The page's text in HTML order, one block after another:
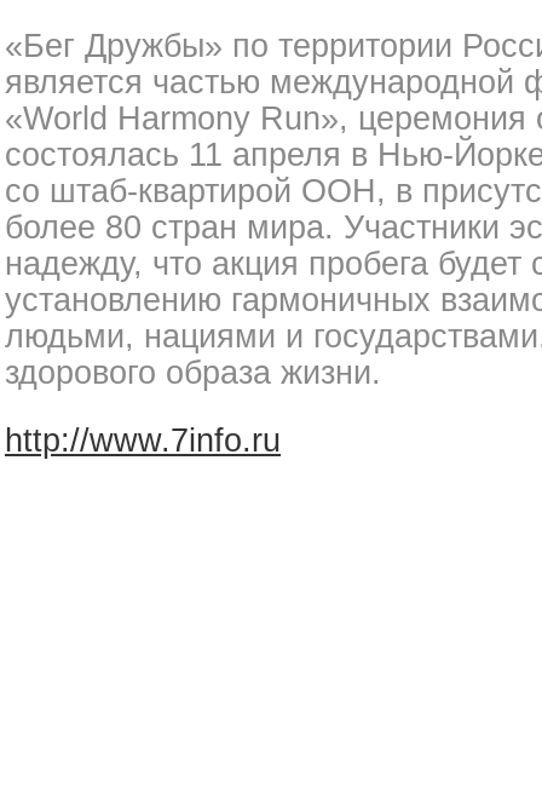
«Бег Дружбы» по территории
является частью международной
«World Harmony Run», церемония
состоялась 11 апреля в Нью-
со штаб-квартирой ООН, в
более 80 стран мира. Участники
надежду, что акция пробега будет
установлению гармоничных
людьми, нациями и
здорового образа жизни.
http://www.7info.ru